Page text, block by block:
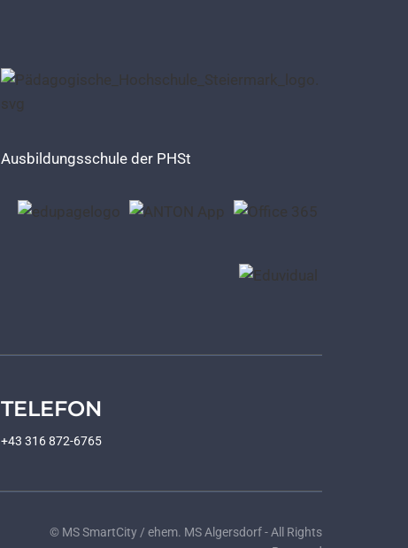
Ausbildungsschule der PHSt
TELEFON
+43 316 872-6765
© MS SmartCity / ehem. MS Algersdorf - All Rights